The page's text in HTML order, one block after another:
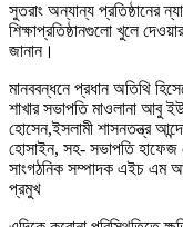
সুতরাং অন্যান্য প্রতিষ্ঠানের
শিক্ষাপ্রতিষ্ঠানগুলো খুলে
জানান।
মানববন্ধনে প্রধান অতিথি
শাখার সভাপতি মাওলানা আবু
হোসেন,ইসলামী শাসনতন্ত্র
হোসাইন, সহ- সভাপতি হাফেজ
সাংগঠনিক সম্পাদক এইচ এম
প্রমুখ